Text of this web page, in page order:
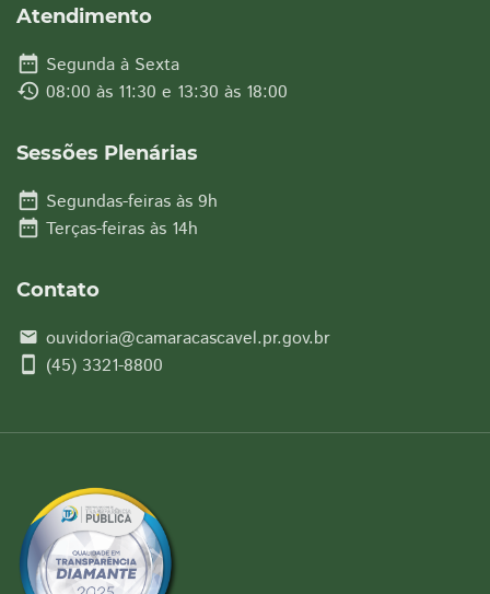
Atendimento
date_range Segunda à Sexta
history 08:00 às 11:30 e 13:30 às 18:00
Sessões Plenárias
date_range Segundas-feiras às 9h
date_range Terças-feiras às 14h
Contato
email ouvidoria@camaracascavel.pr.gov.br
smartphone (45) 3321-8800